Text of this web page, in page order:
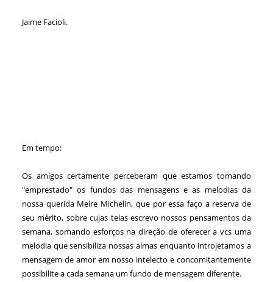
Jaime Facioli.
Em tempo:
Os amigos certamente perceberam que estamos tomando
"emprestado" os fundos das mensagens e as melodias da
nossa querida Meire Michelin, que por essa faço a reserva de
seu mérito, sobre cujas telas escrevo nossos pensamentos da
semana, somando esforços na direção de oferecer a vcs uma
melodia que sensibiliza nossas almas enquanto introjetamos a
mensagem de amor em nosso intelecto e concomitantemente
possibilite a cada semana um fundo de mensagem diferente.